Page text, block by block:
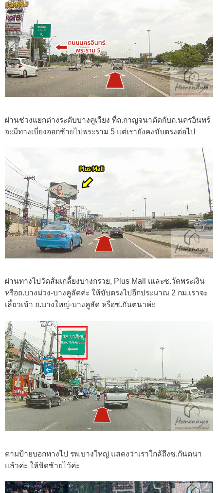
ผ่านช่วงแยกต่างระดับบางคูเวียง ที่ถ.กาญจนาตัดกับถ.นครอินทร์
จะมีทางเบี่ยงออกซ้ายไปพระราม 5 แต่เรายังคงขับตรงต่อไป
ผ่านทางไปวัดส้มเกลี้ยงบางกรวย, Plus Mall เและซ.วัดพระเงิน
หรือถ.บางม่วง-บางคูลัดค่ะ ให้ขับตรงไปอีกประมาณ 2 กม.เราจะ
เลี้ยวเข้า ถ.บางใหญ่-บางคูลัด หรือซ.กันตนาค่ะ
ตามป้ายบอกทางไป รพ.บางใหญ่ แสดงว่าเราใกล้ถึงซ.กันตนา
แล้วค่ะ ให้ชิดซ้ายไว้ค่ะ